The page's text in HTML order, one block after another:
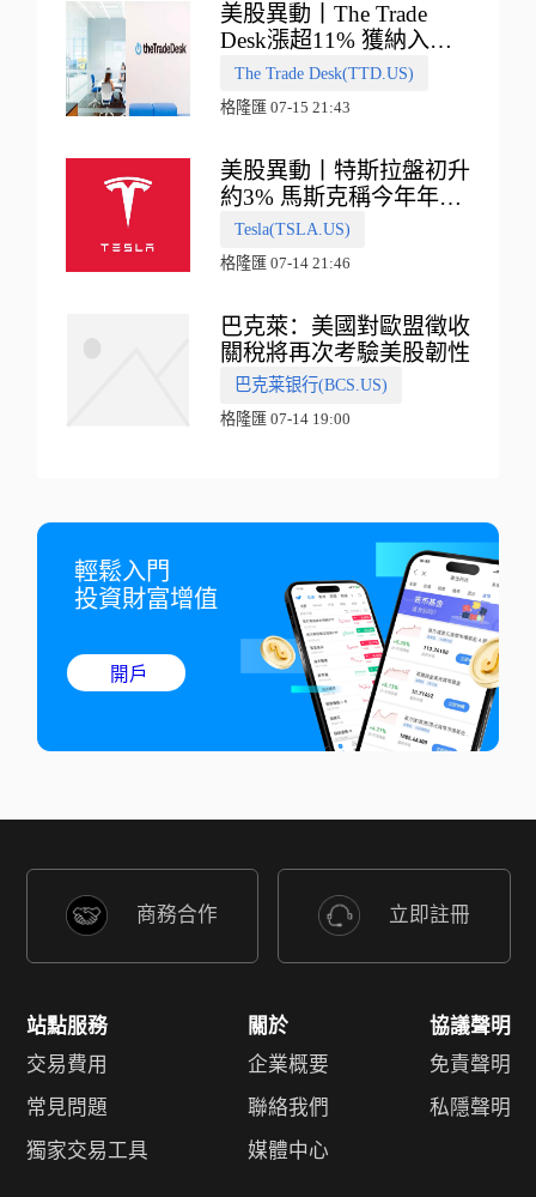
美股異動丨The Trade
Desk漲超11% 獲納入標
普500指數
The Trade Desk(TTD.US)
格隆匯 07-15 21:43
美股異動丨特斯拉盤初升
約3% 馬斯克稱今年年底
會有‘史詩級震撼’的演示
Tesla(TSLA.US)
格隆匯 07-14 21:46
巴克萊：美國對歐盟徵收
關稅將再次考驗美股韌性
巴克莱银行(BCS.US)
格隆匯 07-14 19:00
輕鬆入門
投資財富增值
開戶
商務合作 立即註冊
站點服務
交易費用
常見問題
獨家交易工具
關於
企業概要
聯絡我們
媒體中心
協議聲明
免責聲明
私隱聲明